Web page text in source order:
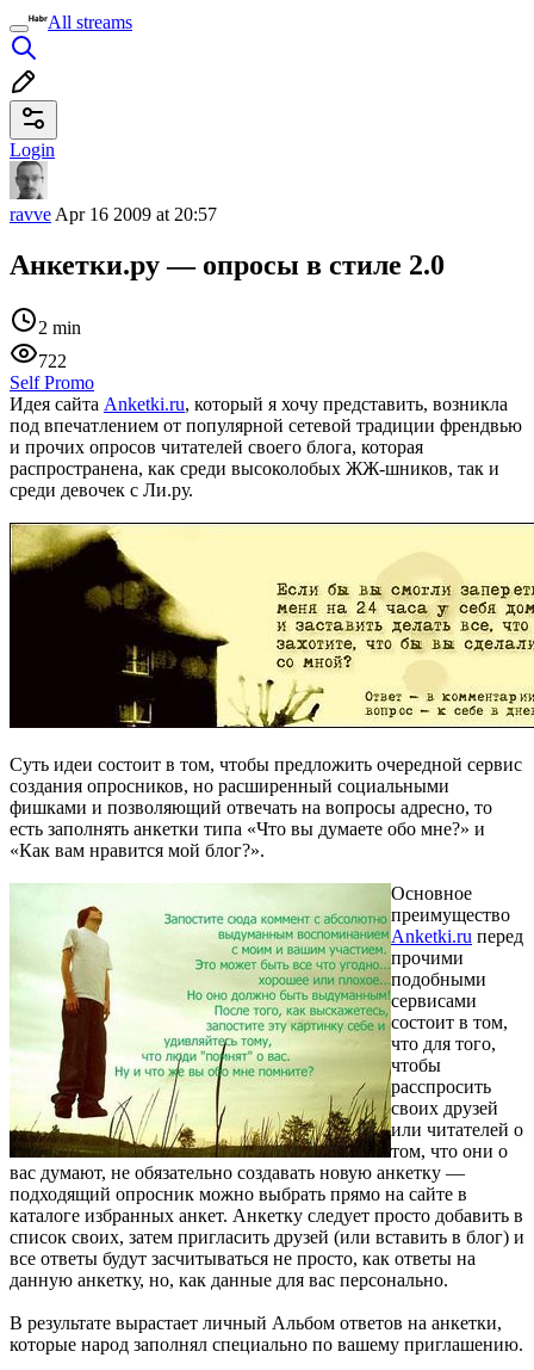
All streams
Login
ravve Apr 16 2009 at 20:57
Анкетки.ру — опросы в стиле 2.0
2 min
722
Self Promo
Идея сайта Anketki.ru, который я хочу представить, возникла
под впечатлением от популярной сетевой традиции френдвью
и прочих опросов читателей своего блога, которая
распространена, как среди высоколобых ЖЖ-шников, так и
среди девочек с Ли.ру.
Суть идеи состоит в том, чтобы предложить очередной сервис
создания опросников, но расширенный социальными
фишками и позволяющий отвечать на вопросы адресно, то
есть заполнять анкетки типа «Что вы думаете обо мне?» и
«Как вам нравится мой блог?».
Основное
преимущество
Anketki.ru перед
прочими
подобными
сервисами
состоит в том,
что для того,
чтобы
расспросить
своих друзей
или читателей о
том, что они о
вас думают, не обязательно создавать новую анкетку —
подходящий опросник можно выбрать прямо на сайте в
каталоге избранных анкет. Анкетку следует просто добавить в
список своих, затем пригласить друзей (или вставить в блог) и
все ответы будут засчитываться не просто, как ответы на
данную анкетку, но, как данные для вас персонально.
В результате вырастает личный Альбом ответов на анкетки,
которые народ заполнял специально по вашему приглашению.